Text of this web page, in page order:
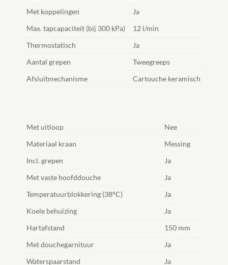
Met koppelingen
Ja
Max. tapcapaciteit (bij 300 kPa)
12 l/min
Thermostatisch
Ja
Aantal grepen
Tweegreeps
Afsluitmechanisme
Cartouche keramisch
Met uitloop
Nee
Materiaal kraan
Messing
Incl. grepen
Ja
Met vaste hoofddouche
Ja
Temperatuurblokkering (38°C)
Ja
Koele behuizing
Ja
Hartafstand
150 mm
Met douchegarnituur
Ja
Waterspaarstand
Ja